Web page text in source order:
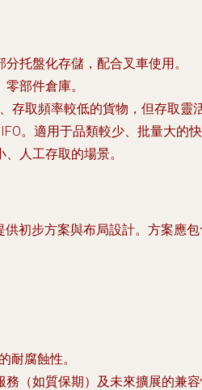
托盤化存儲，配合叉車使用。
部件倉庫。
存取頻率較低的貨物，但存取靈
。適用于品類較少、批量大的快
人工存取的場景。
初步方案與布局設計。方案應
耐腐蝕性。
（如質保期）及未來擴展的兼容